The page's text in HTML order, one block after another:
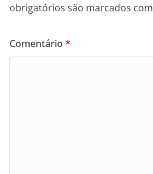
obrigatórios são marcados com
Comentário *